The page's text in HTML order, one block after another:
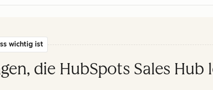
wichtig ist
die HubSpots Sales Hub